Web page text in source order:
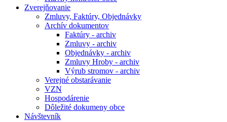
Zverejňovanie
Zmluvy, Faktúry, Objednávky
Archív dokumentov
Faktúry - archiv
Zmluvy - archiv
Objednávky - archiv
Zmluvy Hroby - archiv
Výrub stromov - archiv
Verejné obstarávanie
VZN
Hospodárenie
Dôležité dokumeny obce
Návštevník